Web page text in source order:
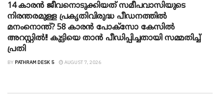
14 കാരൻ ജീവനൊടുക്കിയത് സമീപവാസിയുടെ
നിരന്തരമുള്ള പ്രകൃതിവിരുദ്ധ പീഡനത്തിൽ
മനംനൊന്ത്? 58 കാരൻ പോക്സോ കേസിൽ
അറസ്റ്റിൽ!! കുട്ടിയെ താൻ പീഡിപ്പിച്ചതായി സമ്മതിച്ച്
പ്രതി
BY PATHRAM DESK 5 AUGUST 7, 2026